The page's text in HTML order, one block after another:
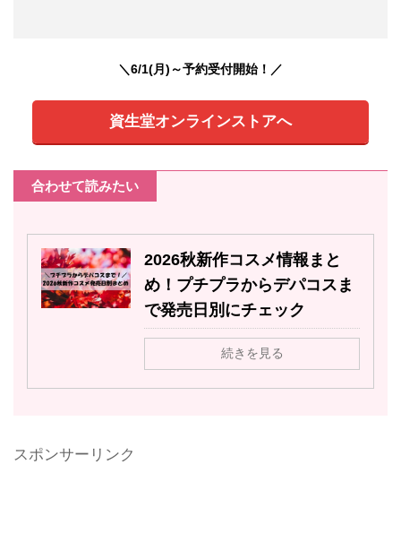
＼6/1(月)～予約受付開始！／
資生堂オンラインストアへ
合わせて読みたい
2026秋新作コスメ情報まと
め！プチプラからデパコスま
で発売日別にチェック
続きを見る
スポンサーリンク